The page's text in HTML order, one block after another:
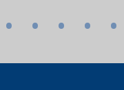
• • • • •